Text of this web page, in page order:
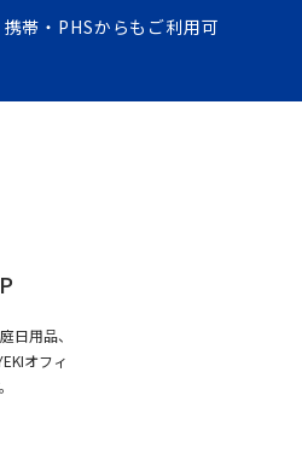
帯・PHSからもご利用可
日用品、
オフィ